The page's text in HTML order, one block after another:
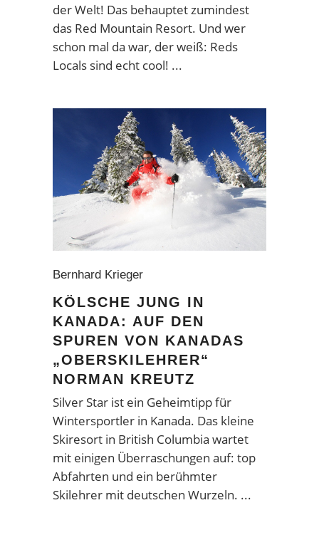
der Welt! Das behauptet zumindest
das Red Mountain Resort. Und wer
schon mal da war, der weiß: Reds
Locals sind echt cool!
Bernhard Krieger
KÖLSCHE JUNG IN
KANADA: AUF DEN
SPUREN VON KANADAS
„OBERSKILEHRER“
NORMAN KREUTZ
Silver Star ist ein Geheimtipp für
Wintersportler in Kanada. Das kleine
Skiresort in British Columbia wartet
mit einigen Überraschungen auf: top
Abfahrten und ein berühmter
Skilehrer mit deutschen Wurzeln.